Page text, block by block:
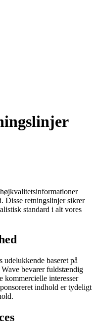
Disse retningslinjer sikrer
standard i alt vores
baseret på
bevarer fuldstændig
kommercielle interesser
indhold er tydeligt